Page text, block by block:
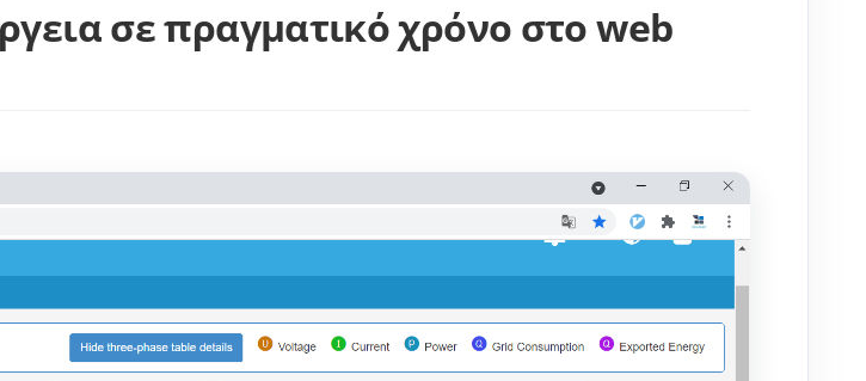
σε πραγματικό χρόνο στο web